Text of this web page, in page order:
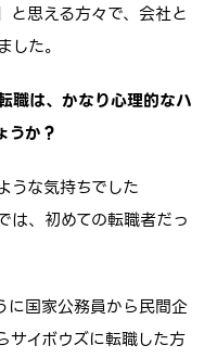
と思える方々で、会社と
た。
は、かなり心理的なハ
うか？
うな気持ちでした
は、初めての転職者だっ
国家公務員から民間企
サイボウズに転職した方